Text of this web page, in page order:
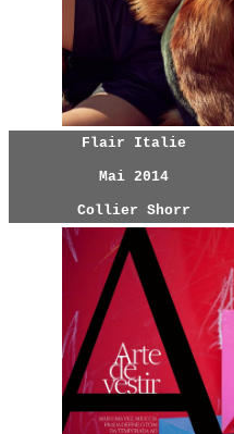
Flair Italie
Mai 2014
Collier Shorr